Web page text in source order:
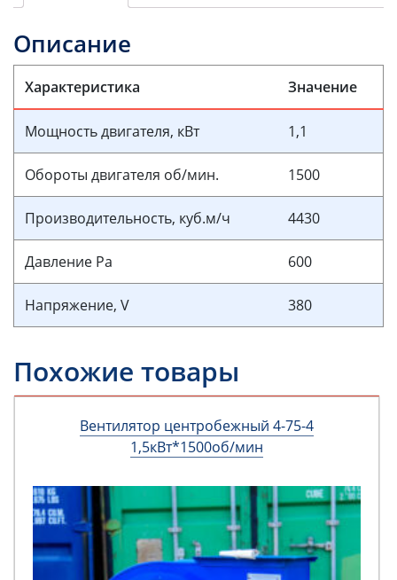
Описание
Характеристика Значение
Мощность двигателя, кВт 1,1
Обороты двигателя об/мин. 1500
Производительность, куб.м/ч 4430
Давление Pa 600
Напряжение, V 380
Похожие товары
Вентилятор центробежный 4-75-4
1,5кВт*1500об/мин